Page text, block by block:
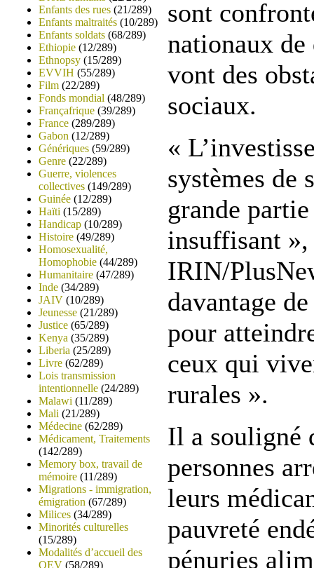
Enfants des rues (21/289)
Enfants maltraités (10/289)
Enfants soldats (68/289)
Ethiopie (12/289)
Ethnopsy (15/289)
EVVIH (55/289)
Film (22/289)
Fonds mondial (48/289)
Françafrique (39/289)
France (289/289)
Gabon (12/289)
Génériques (59/289)
Genre (22/289)
Guerre, violences
collectives (149/289)
Guinée (12/289)
Haïti (15/289)
Handicap (10/289)
Histoire (49/289)
Homosexualité,
Homophobie (44/289)
Humanitaire (47/289)
Inde (34/289)
JAIV (10/289)
Jeunesse (21/289)
Justice (65/289)
Kenya (35/289)
Liberia (25/289)
Livre (62/289)
Lois transmission
intentionnelle (24/289)
Malawi (11/289)
Mali (21/289)
Médecine (62/289)
Médicament, Traitements
(142/289)
Memory box, travail de
mémoire (11/289)
Migrations - immigration,
émigration (67/289)
Milices (34/289)
Minorités culturelles
(15/289)
Modalités d’accueil des
OEV (58/289)
sont
nationaux
vont des
sociaux.
«
systèmes de
grande
insuffisant
IRIN/
davantage
pour
ceux qui
rurales ».
Il a souligné
personnes
leurs
pauvreté
pénuries